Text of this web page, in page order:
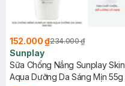
152.000 ₫234.000 ₫
Sunplay
Sữa Chống Nắng Sunplay Skin
Aqua Dưỡng Da Sáng Mịn 55g